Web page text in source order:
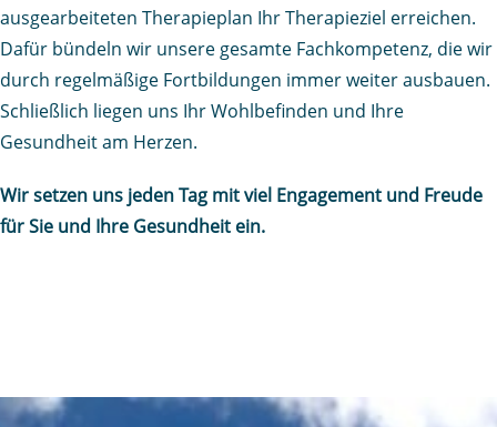
ausgearbeiteten Therapieplan Ihr Therapieziel erreichen.
Dafür bündeln wir unsere gesamte Fachkompetenz, die wir
durch regelmäßige Fortbildungen immer weiter ausbauen.
Schließlich liegen uns Ihr Wohlbefinden und Ihre
Gesundheit am Herzen.
Wir setzen uns jeden Tag mit viel Engagement und Freude
für Sie und Ihre Gesundheit ein.